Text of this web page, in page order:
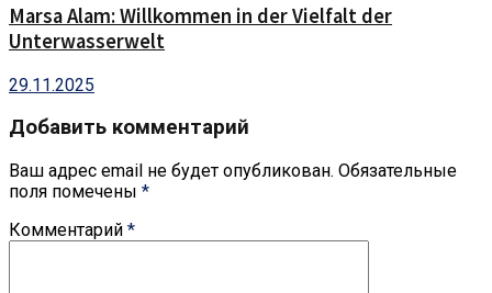
Marsa Alam: Willkommen in der Vielfalt der
Unterwasserwelt
29.11.2025
Добавить комментарий
Ваш адрес email не будет опубликован. Обязательные
поля помечены *
Комментарий *